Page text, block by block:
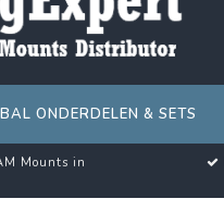
ONDERDELEN & SETS
Mounts in